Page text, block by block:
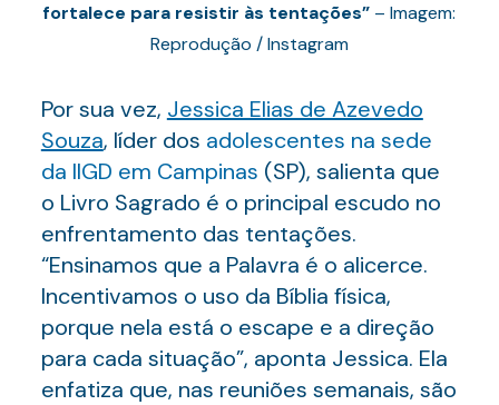
fortalece para resistir às tentações” – Imagem:
Reprodução / Instagram
Por sua vez, Jessica Elias de Azevedo
Souza, líder dos adolescentes na sede
da IIGD em Campinas (SP), salienta que
o Livro Sagrado é o principal escudo no
enfrentamento das tentações.
“Ensinamos que a Palavra é o alicerce.
Incentivamos o uso da Bíblia física,
porque nela está o escape e a direção
para cada situação”, aponta Jessica. Ela
enfatiza que, nas reuniões semanais, são